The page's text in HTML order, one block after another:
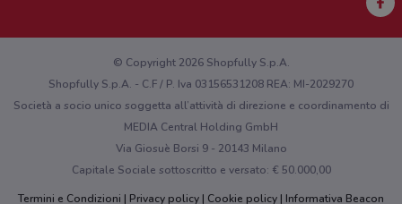
Hai un malfunzionamento sul web o sull'app?
© Copyright 2026 Shopfully S.p.A.
Shopfully S.p.A. - C.F / P. Iva 03156531208 REA: MI-2029270
Società a socio unico soggetta all’attività di direzione e coordinamento di
MEDIA Central Holding GmbH
Via Giosuè Borsi 9 - 20143 Milano
Capitale Sociale sottoscritto e versato: € 50.000,00
Termini e Condizioni
Privacy policy Cookie policy Informativa Beacon